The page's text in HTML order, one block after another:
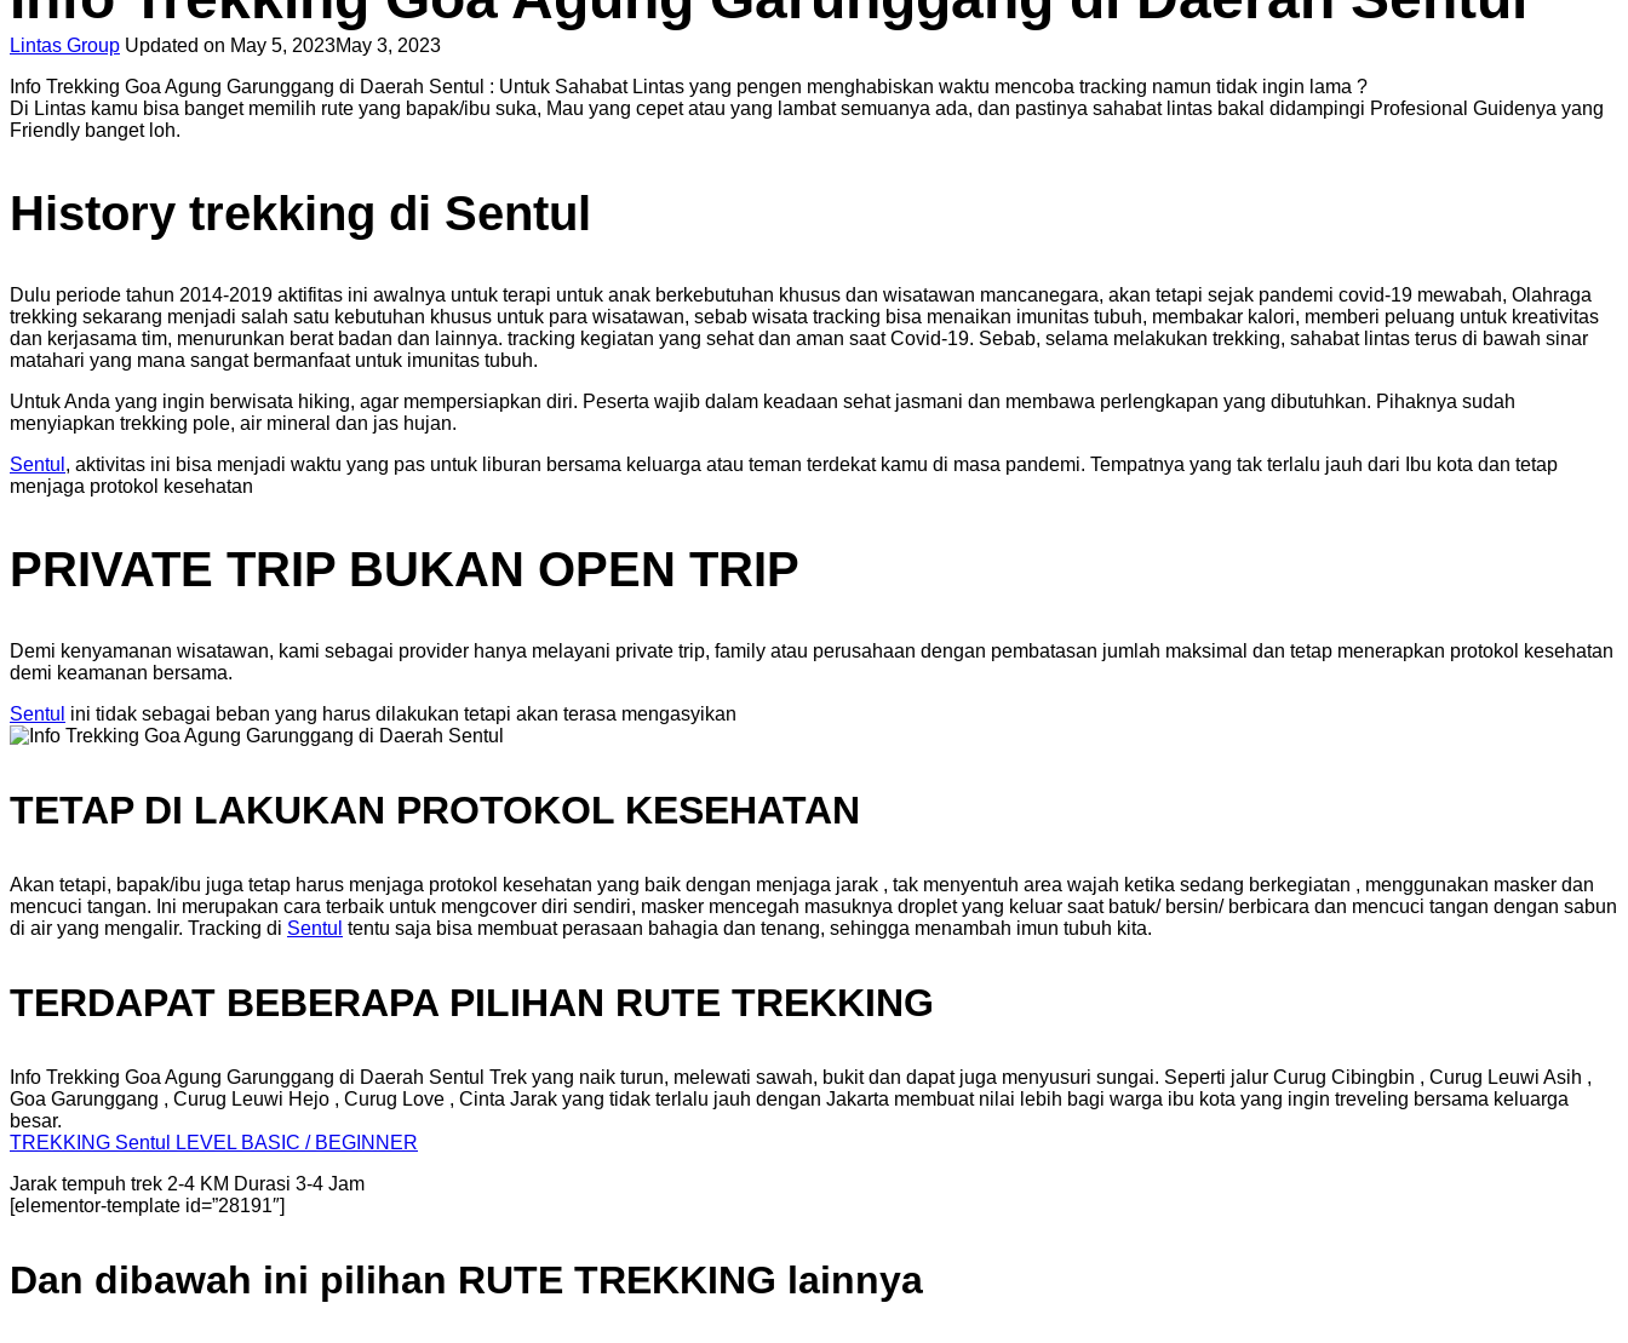
Lintas Group Updated on May 5, 2023May 3, 2023
Info Trekking Goa Agung Garunggang di Daerah Sentul : Untuk Sahabat Lintas yang pengen menghabiskan waktu mencoba tracking namun tidak ingin lama ?
Di Lintas kamu bisa banget memilih rute yang bapak/ibu suka, Mau yang cepet atau yang lambat semuanya ada, dan pastinya sahabat lintas bakal didampingi Profesional Guidenya yang
Friendly banget loh.
History trekking di Sentul
Dulu periode tahun 2014-2019 aktifitas ini awalnya untuk terapi untuk anak berkebutuhan khusus dan wisatawan mancanegara, akan tetapi sejak pandemi covid-19 mewabah, Olahraga
trekking sekarang menjadi salah satu kebutuhan khusus untuk para wisatawan, sebab wisata tracking bisa menaikan imunitas tubuh, membakar kalori, memberi peluang untuk kreativitas
dan kerjasama tim, menurunkan berat badan dan lainnya. tracking kegiatan yang sehat dan aman saat Covid-19. Sebab, selama melakukan trekking, sahabat lintas terus di bawah sinar
matahari yang mana sangat bermanfaat untuk imunitas tubuh.
Untuk Anda yang ingin berwisata hiking, agar mempersiapkan diri. Peserta wajib dalam keadaan sehat jasmani dan membawa perlengkapan yang dibutuhkan. Pihaknya sudah
menyiapkan trekking pole, air mineral dan jas hujan.
Sentul , aktivitas ini bisa menjadi waktu yang pas untuk liburan bersama keluarga atau teman terdekat kamu di masa pandemi. Tempatnya yang tak terlalu jauh dari Ibu kota dan tetap
menjaga protokol kesehatan
PRIVATE TRIP BUKAN OPEN TRIP
Demi kenyamanan wisatawan, kami sebagai provider hanya melayani private trip, family atau perusahaan dengan pembatasan jumlah maksimal dan tetap menerapkan protokol kesehatan
demi keamanan bersama.
Sentul ini tidak sebagai beban yang harus dilakukan tetapi akan terasa mengasyikan
TETAP DI LAKUKAN PROTOKOL KESEHATAN
Akan tetapi, bapak/ibu juga tetap harus menjaga protokol kesehatan yang baik dengan menjaga jarak , tak menyentuh area wajah ketika sedang berkegiatan , menggunakan masker dan
mencuci tangan. Ini merupakan cara terbaik untuk mengcover diri sendiri, masker mencegah masuknya droplet yang keluar saat batuk/ bersin/ berbicara dan mencuci tangan dengan sabun
di air yang mengalir. Tracking di Sentul tentu saja bisa membuat perasaan bahagia dan tenang, sehingga menambah imun tubuh kita.
TERDAPAT BEBERAPA PILIHAN RUTE TREKKING
Info Trekking Goa Agung Garunggang di Daerah Sentul Trek yang naik turun, melewati sawah, bukit dan dapat juga menyusuri sungai. Seperti jalur Curug Cibingbin , Curug Leuwi Asih ,
Goa Garunggang , Curug Leuwi Hejo , Curug Love , Cinta Jarak yang tidak terlalu jauh dengan Jakarta membuat nilai lebih bagi warga ibu kota yang ingin treveling bersama keluarga
besar.
TREKKING Sentul
LEVEL BASIC / BEGINNER
Jarak tempuh trek 2-4 KM Durasi 3-4 Jam
[elementor-template id=”28191″]
Dan dibawah ini pilihan RUTE TREKKING lainnya